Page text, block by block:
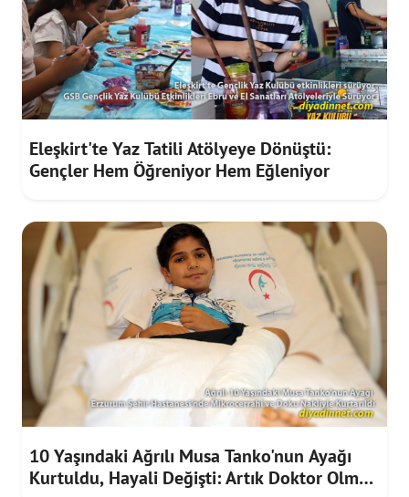
Eleşkirt'te Yaz Tatili Atölyeye Dönüştü:
Gençler Hem Öğreniyor Hem Eğleniyor
10 Yaşındaki Ağrılı Musa Tanko'nun Ayağı
Kurtuldu, Hayali Değişti: Artık Doktor Olmak